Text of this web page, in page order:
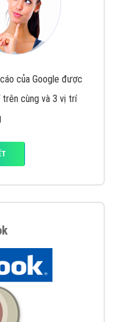
của Google được
cùng và 3 vị trí